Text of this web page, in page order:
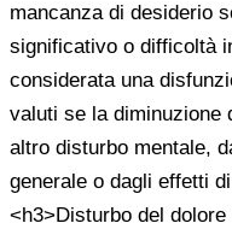
mancanza di desiderio
significativo o difficoltà
considerata una
valuti se la diminuzione
altro disturbo mentale,
generale o dagli effetti
<h3>Disturbo del